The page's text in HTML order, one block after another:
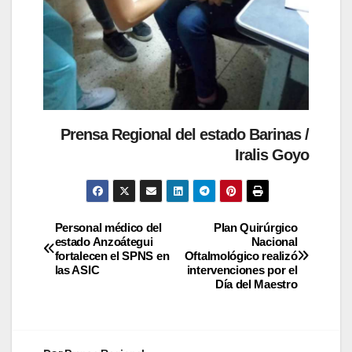
Prensa Regional del estado Barinas /
Iralis Goyo
Plan Quirúrgico
Nacional
Oftalmológico realizó
intervenciones por el
Día del Maestro
Personal médico del
estado Anzoátegui
fortalecen el SPNS en
las ASIC